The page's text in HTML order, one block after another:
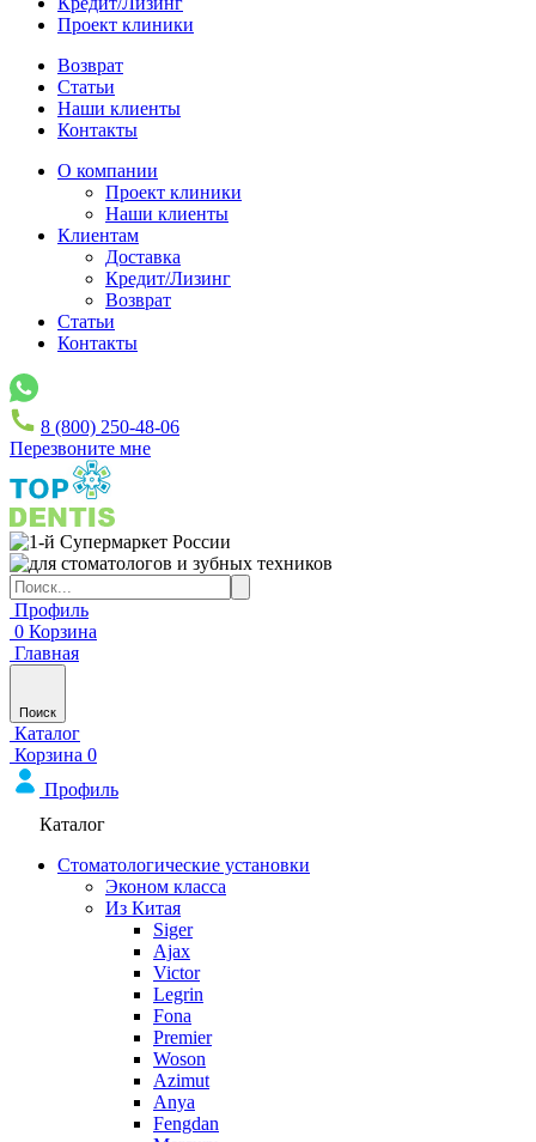
Проект клиники
Возврат
Статьи
Наши клиенты
Контакты
О компании
Проект клиники
Наши клиенты
Клиентам
Доставка
Кредит/Лизинг
Возврат
Статьи
Контакты
8 (800) 250-48-06
Перезвоните мне
Профиль
0 Корзина
Главная
Поиск
Каталог
Корзина 0
Профиль
Каталог
Стоматологические установки
Эконом класса
Из Китая
Siger
Ajax
Victor
Legrin
Fona
Premier
Woson
Azimut
Anya
Fengdan